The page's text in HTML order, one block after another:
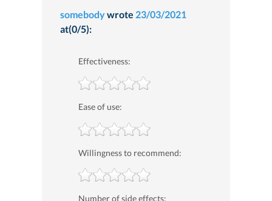
somebodywrote 23/03/2021
at(0/5):
Effectiveness:
Ease of use:
Willingness to recommend:
Number of side effects: